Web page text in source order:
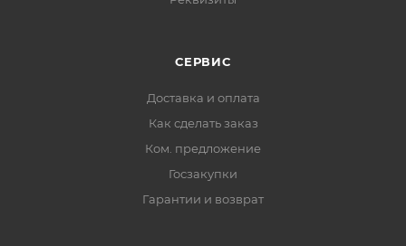
СЕРВИС
Доставка и оплата
Как сделать заказ
Ком. предложение
Госзакупки
Гарантии и возврат